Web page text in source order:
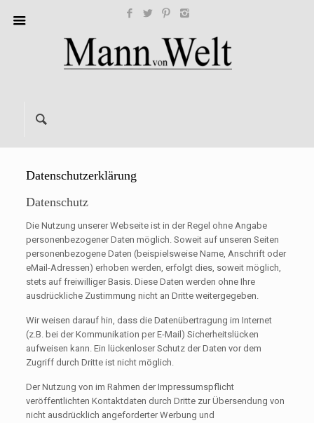
Datenschutzerklärung
Datenschutz
Die Nutzung unserer Webseite ist in der Regel ohne Angabe
personenbezogener Daten möglich. Soweit auf unseren Seiten
personenbezogene Daten (beispielsweise Name, Anschrift oder
eMail-Adressen) erhoben werden, erfolgt dies, soweit möglich,
stets auf freiwilliger Basis. Diese Daten werden ohne Ihre
ausdrückliche Zustimmung nicht an Dritte weitergegeben.
Wir weisen darauf hin, dass die Datenübertragung im Internet
(z.B. bei der Kommunikation per E-Mail) Sicherheitslücken
aufweisen kann. Ein lückenloser Schutz der Daten vor dem
Zugriff durch Dritte ist nicht möglich.
Der Nutzung von im Rahmen der Impressumspflicht
veröffentlichten Kontaktdaten durch Dritte zur Übersendung von
nicht ausdrücklich angeforderter Werbung und